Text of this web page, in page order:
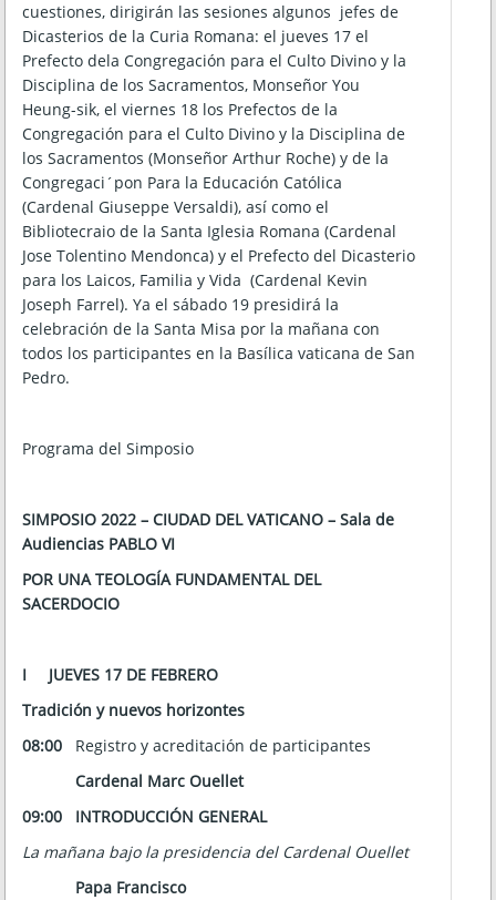
cuestiones, dirigirán las sesiones algunos jefes de
Dicasterios de la Curia Romana: el jueves 17 el
Prefecto dela Congregación para el Culto Divino y la
Disciplina de los Sacramentos, Monseñor You
Heung-sik, el viernes 18 los Prefectos de la
Congregación para el Culto Divino y la Disciplina de
los Sacramentos (Monseñor Arthur Roche) y de la
Congregaci´pon Para la Educación Católica
(Cardenal Giuseppe Versaldi), así como el
Bibliotecraio de la Santa Iglesia Romana (Cardenal
Jose Tolentino Mendonca) y el Prefecto del Dicasterio
para los Laicos, Familia y Vida (Cardenal Kevin
Joseph Farrel). Ya el sábado 19 presidirá la
celebración de la Santa Misa por la mañana con
todos los participantes en la Basílica vaticana de San
Pedro.
Programa del Simposio
SIMPOSIO 2022 – CIUDAD DEL VATICANO – Sala de
Audiencias PABLO VI
POR UNA TEOLOGÍA FUNDAMENTAL DEL
SACERDOCIO
I
JUEVES 17 DE FEBRERO
Tradición y nuevos horizontes
08:00 Registro y acreditación de participantes
Cardenal Marc Ouellet
09:00
INTRODUCCIÓN GENERAL
La mañana bajo la presidencia del Cardenal Ouellet
Papa Francisco